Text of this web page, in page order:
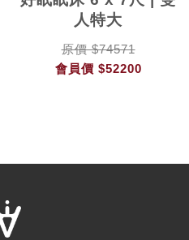
人特大
原價 $74571
會員價 $52200